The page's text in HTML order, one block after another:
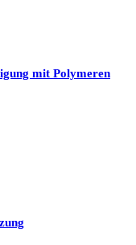
mit Polymeren